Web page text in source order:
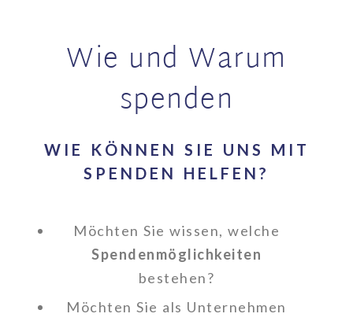
Wie und Warum
spenden
WIE KÖNNEN SIE UNS MIT
SPENDEN HELFEN?
Möchten Sie wissen, welche
Spendenmöglichkeiten
bestehen?
Möchten Sie als Unternehmen